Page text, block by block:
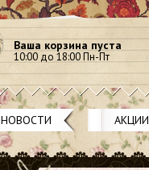
Ваша корзина пуста
10:00 до 18:00 Пн-Пт
НОВОСТИ АКЦИИ